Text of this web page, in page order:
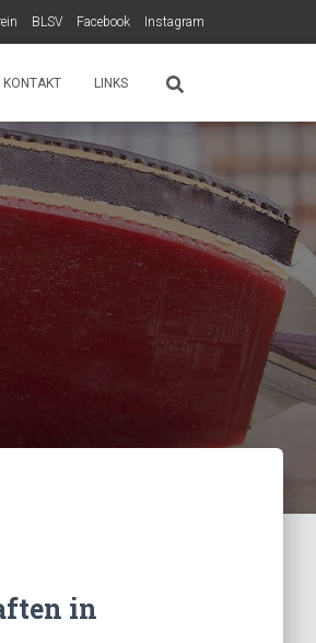
BLSV Facebook Instagram
KONTAKT LINKS
in